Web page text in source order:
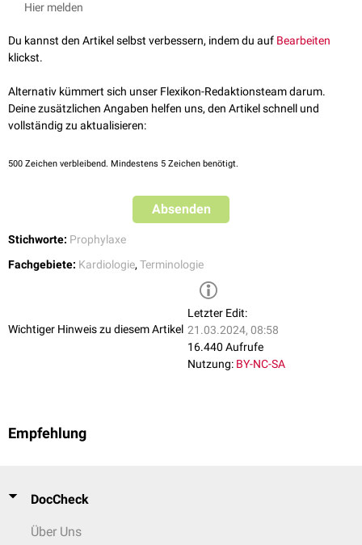
Hier melden
Du kannst den Artikel selbst verbessern, indem du auf Bearbeiten
klickst.
Alternativ kümmert sich unser Flexikon-Redaktionsteam darum.
Deine zusätzlichen Angaben helfen uns, den Artikel schnell und
vollständig zu aktualisieren:
500 Zeichen verbleibend. Mindestens 5 Zeichen benötigt.
Absenden
Stichworte: Prophylaxe
Fachgebiete: Kardiologie, Terminologie
Wichtiger Hinweis zu diesem Artikel
Letzter Edit:
21.03.2024, 08:58
16.440 Aufrufe
Nutzung: BY-NC-SA
Empfehlung
DocCheck
Über Uns